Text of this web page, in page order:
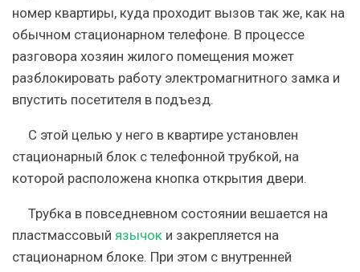
номер квартиры, куда проходит вызов так же, как на
обычном стационарном телефоне. В процессе
разговора хозяин жилого помещения может
разблокировать работу электромагнитного замка и
впустить посетителя в подъезд.
С этой целью у него в квартире установлен
стационарный блок с телефонной трубкой, на
которой расположена кнопка открытия двери.
Трубка в повседневном состоянии вешается на
пластмассовый язычок и закрепляется на
стационарном блоке. При этом с внутренней